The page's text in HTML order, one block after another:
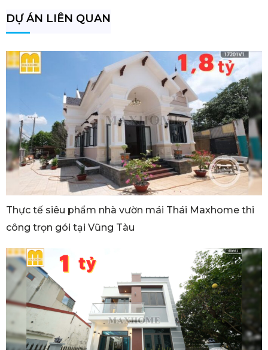
DỰ ÁN LIÊN QUAN
Thực tế siêu phẩm nhà vườn mái Thái Maxhome thi
công trọn gói tại Vũng Tàu